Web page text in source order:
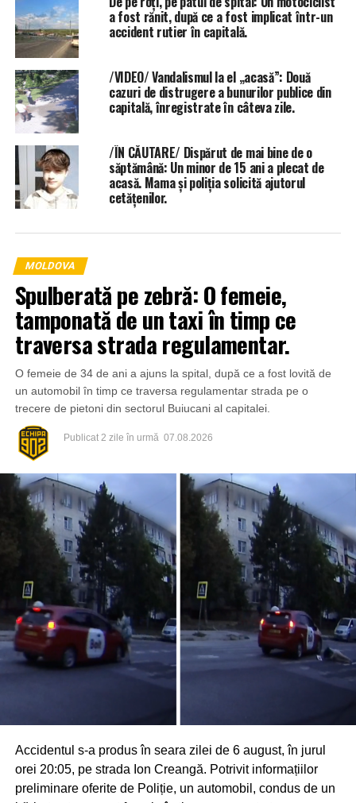
a fost rănit, după ce a fost implicat într-un
accident rutier în capitală.
/VIDEO/ Vandalismul la el „acasă”: Două
cazuri de distrugere a bunurilor publice din
capitală, înregistrate în câteva zile.
/ÎN CĂUTARE/ Dispărut de mai bine de o
săptămână: Un minor de 15 ani a plecat de
acasă. Mama și poliția solicită ajutorul
cetățenilor.
MOLDOVA
Spulberată pe zebră: O femeie,
tamponată de un taxi în timp ce
traversa strada regulamentar.
O femeie de 34 de ani a ajuns la spital, după ce a fost lovită de
un automobil în timp ce traversa regulamentar strada pe o
trecere de pietoni din sectorul Buiucani al capitalei.
Publicat 2 zile în urmă 07.08.2026
Accidentul s-a produs în seara zilei de 6 august, în jurul
orei 20:05, pe strada Ion Creangă. Potrivit informațiilor
preliminare oferite de Poliție, un automobil, condus de un